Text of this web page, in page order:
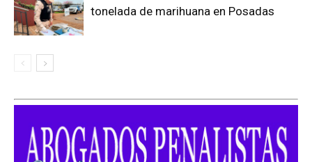
tonelada de marihuana en Posadas